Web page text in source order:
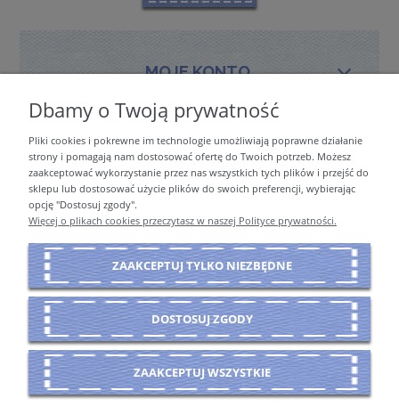
MOJE KONTO
PŁATNOŚCI I DOSTAWA
INFORMACJE
O NAS
POKAŻ PEŁNĄ WERSJĘ STRONY
Sklep internetowy Shoper Premium
Dbamy o Twoją prywatność
Pliki cookies i pokrewne im technologie umożliwiają poprawne działanie
strony i pomagają nam dostosować ofertę do Twoich potrzeb. Możesz
zaakceptować wykorzystanie przez nas wszystkich tych plików i przejść do
sklepu lub dostosować użycie plików do swoich preferencji, wybierając
opcję "Dostosuj zgody".
Więcej o plikach cookies przeczytasz w naszej Polityce prywatności.
ZAAKCEPTUJ TYLKO NIEZBĘDNE
DOSTOSUJ ZGODY
ZAAKCEPTUJ WSZYSTKIE